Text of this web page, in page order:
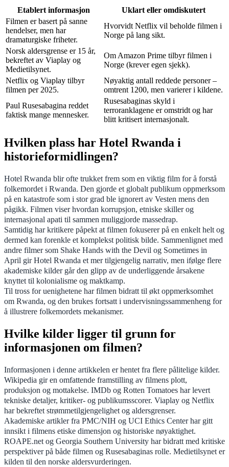
Etablert informasjon
Uklart eller omdiskutert
Filmen er basert på sanne
hendelser, men har
dramaturgiske friheter.
Hvorvidt Netflix vil beholde filmen i
Norge på lang sikt.
Norsk aldersgrense er 15 år,
bekreftet av Viaplay og
Medietilsynet.
Om Amazon Prime tilbyr filmen i
Norge (krever egen sjekk).
Netflix og Viaplay tilbyr
filmen per 2025.
Nøyaktig antall reddede personer –
omtrent 1200, men varierer i kildene.
Paul Rusesabagina reddet
faktisk mange mennesker.
Rusesabaginas skyld i
terroranklagene er omstridt og har
blitt kritisert internasjonalt.
Hvilken plass har Hotel Rwanda i
historieformidlingen?
Hotel Rwanda blir ofte trukket frem som en viktig film for å forstå
folkemordet i Rwanda. Den gjorde et globalt publikum oppmerksom
på en katastrofe som i stor grad ble ignorert av Vesten mens den
pågikk. Filmen viser hvordan korrupsjon, etniske skiller og
internasjonal apati til sammen muliggjorde massedrap.
Samtidig har kritikere påpekt at filmen fokuserer på en enkelt helt og
dermed kan forenkle et komplekst politisk bilde. Sammenlignet med
andre filmer som Shake Hands with the Devil og Sometimes in
April gir Hotel Rwanda et mer tilgjengelig narrativ, men ifølge flere
akademiske kilder går den glipp av de underliggende årsakene
knyttet til kolonialisme og maktkamp.
Til tross for uenighetene har filmen bidratt til økt oppmerksomhet
om Rwanda, og den brukes fortsatt i undervisningssammenheng for
å illustrere folkemordets mekanismer.
Hvilke kilder ligger til grunn for
informasjonen om filmen?
Informasjonen i denne artikkelen er hentet fra flere pålitelige kilder.
Wikipedia gir en omfattende framstilling av filmens plott,
produksjon og mottakelse. IMDb og Rotten Tomatoes har levert
tekniske detaljer, kritiker- og publikumsscorer. Viaplay og Netflix
har bekreftet strømmetilgjengelighet og aldersgrenser.
Akademiske artikler fra PMC/NIH og UCI Ethics Center har gitt
innsikt i filmens etiske dimensjon og historiske nøyaktighet.
ROAPE.net og Georgia Southern University har bidratt med kritiske
perspektiver på både filmen og Rusesabaginas rolle. Medietilsynet er
kilden til den norske aldersvurderingen.